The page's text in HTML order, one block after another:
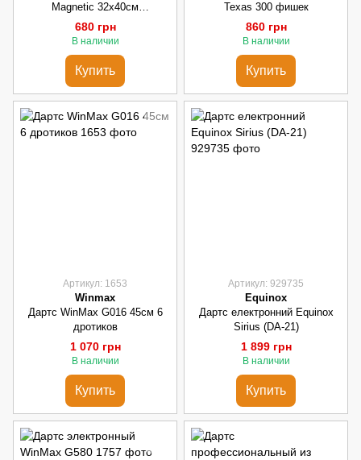
Magnetic 32х40см
двухсторониий
680 грн
В наличии
Купить
Texas 300 фишек
860 грн
В наличии
Купить
Артикул: 1653
Winmax
Дартс WinMax G016 45см 6
дротиков
1 070 грн
В наличии
Купить
Артикул: 929735
Equinox
Дартс електронний Equinox
Sirius (DA-21)
1 899 грн
В наличии
Купить